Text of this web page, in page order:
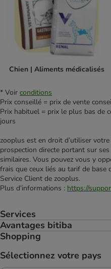
Chien | Aliments médicalisés
* Voir conditions
Prix conseillé = prix de vente
Prix habituel = prix le plus bas de
jours
zooplus est en droit d’utiliser
prospection directe portant sur
similaires. Vous pouvez vous y
frais que ceux liés au tarif de
Service Client de zooplus.
Plus d’informations : https://
Services
Avantages bitiba
Shopping
Sélectionnez votre pays